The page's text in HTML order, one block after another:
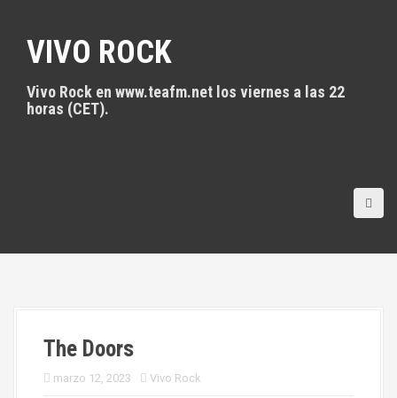
VIVO ROCK
Vivo Rock en www.teafm.net los viernes a las 22
horas (CET).
The Doors
marzo 12, 2023 Vivo Rock